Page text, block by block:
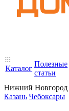
Каталог
Полезные
статьи
Нижний Новгород
Казань Чебоксары